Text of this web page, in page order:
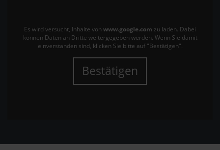
Es wird versucht, Inhalte von www.google.com zu laden. Dabei
können Daten an Dritte weitergegeben werden. Wenn Sie damit
einverstanden sind, klicken Sie bitte auf "Bestätigen".
Bestätigen